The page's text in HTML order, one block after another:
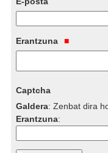
Erantzuna
Captcha
Galdera:Zenbat dira
Erantzuna: